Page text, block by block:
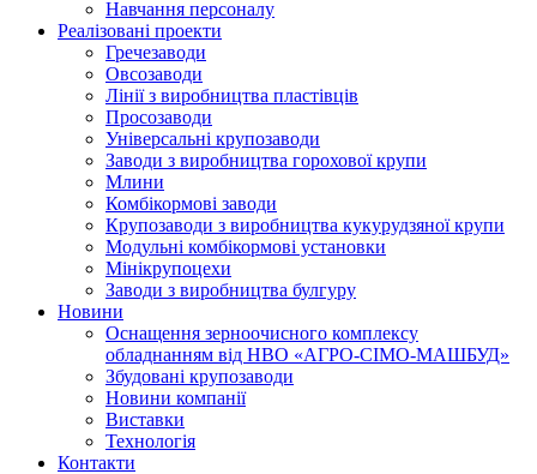
Навчання персоналу
Реалізовані проекти
Гречезаводи
Овсозаводи
Лінії з виробництва пластівців
Просозаводи
Універсальні крупозаводи
Заводи з виробництва горохової крупи
Млини
Комбікормові заводи
Крупозаводи з виробництва кукурудзяної крупи
Модульні комбікормові установки
Мінікрупоцехи
Заводи з виробництва булгуру
Новини
Оснащення зерноочисного комплексу
обладнанням від НВО «АГРО-СІМО-МАШБУД»
Збудовані крупозаводи
Новини компанії
Виставки
Технологія
Контакти